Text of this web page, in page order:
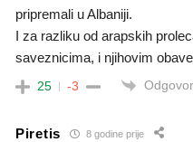
pripremali u Albaniji.
I za razliku od arapskih
saveznicima, i njihovim
25 -3
Piretis 8 godine prije